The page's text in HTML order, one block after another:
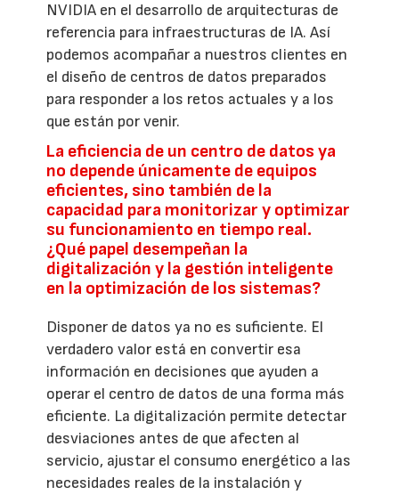
NVIDIA en el desarrollo de arquitecturas de
referencia para infraestructuras de IA. Así
podemos acompañar a nuestros clientes en
el diseño de centros de datos preparados
para responder a los retos actuales y a los
que están por venir.
La eficiencia de un centro de datos ya
no depende únicamente de equipos
eficientes, sino también de la
capacidad para monitorizar y optimizar
su funcionamiento en tiempo real.
¿Qué papel desempeñan la
digitalización y la gestión inteligente
en la optimización de los sistemas?
Disponer de datos ya no es suficiente. El
verdadero valor está en convertir esa
información en decisiones que ayuden a
operar el centro de datos de una forma más
eficiente. La digitalización permite detectar
desviaciones antes de que afecten al
servicio, ajustar el consumo energético a las
necesidades reales de la instalación y